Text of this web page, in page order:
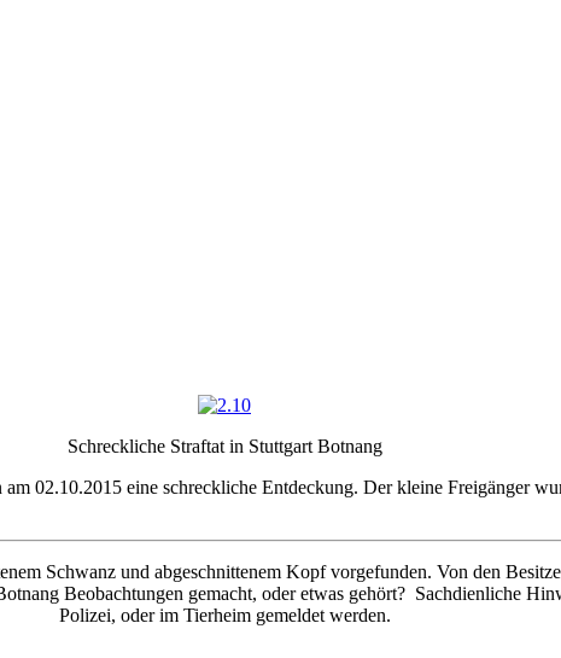
Schreckliche Straftat in Stuttgart Botnang
02.10.2015 eine schreckliche Entdeckung. Der kleine Freigänger
Schwanz und abgeschnittenem Kopf vorgefunden. Von den
Beobachtungen gemacht, oder etwas gehört? Sachdienliche
Polizei, oder im Tierheim gemeldet werden.